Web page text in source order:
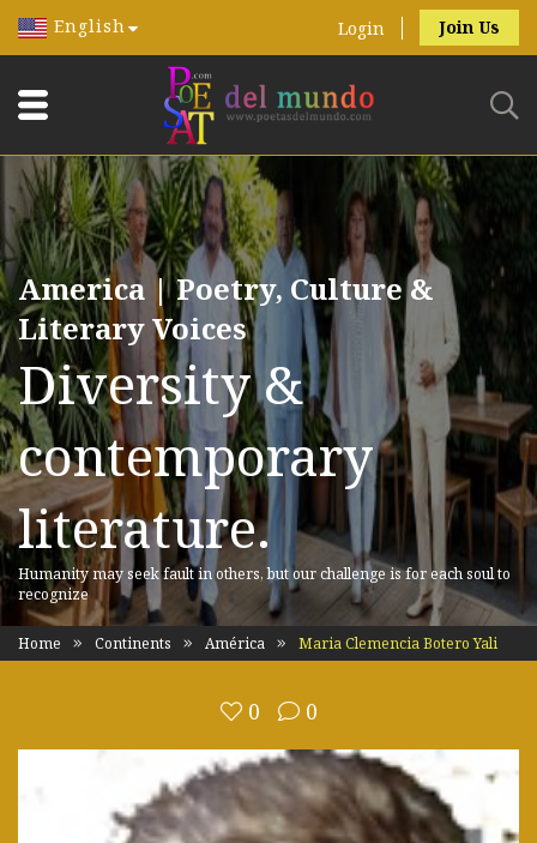
English Login Join Us
America | Poetry, Culture &
Literary Voices
Diversity &
contemporary
literature.
Humanity may seek fault in others, but our challenge is for each soul to
recognize
Home Continents América Maria Clemencia Botero Yali
0 0